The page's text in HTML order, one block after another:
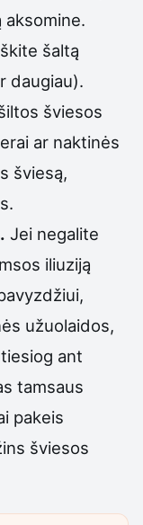
aksomine.
šaltą
daugiau).
šviesos
ar naktinės
šviesą,
Jei negalite
iliuziją
užuolaidos,
ant
tamsaus
pakeis
šviesos